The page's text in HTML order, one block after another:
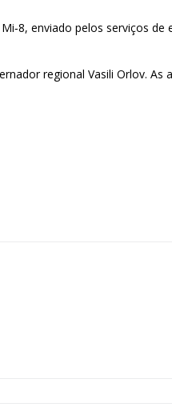
enviado pelos serviços
regional Vasili Orlov.